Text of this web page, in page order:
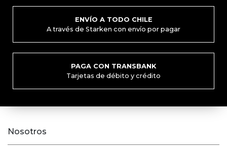
ENVÍO A TODO CHILE
A través de Starken con envío por pagar
PAGA CON TRANSBANK
Tarjetas de débito y crédito
Nosotros